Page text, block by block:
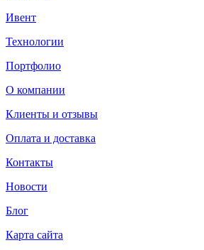
Ивент
Технологии
Портфолио
О компании
Клиенты и отзывы
Оплата и доставка
Контакты
Новости
Блог
Карта сайта